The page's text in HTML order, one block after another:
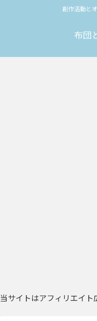
創作活動と
布団
当サイトはアフィリエイト